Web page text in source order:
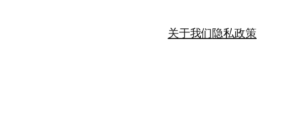
关于我们隐私政策